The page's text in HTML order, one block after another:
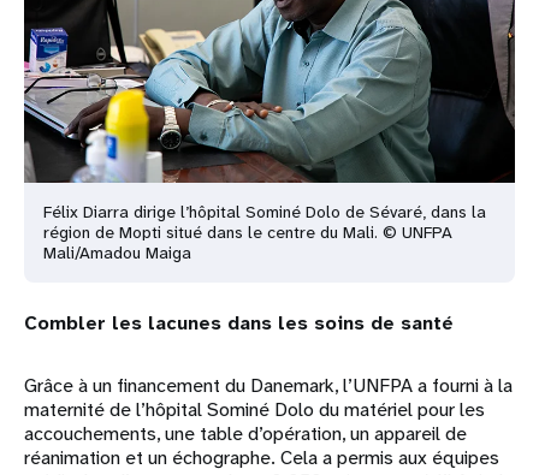
Félix Diarra dirige l’hôpital Sominé Dolo de Sévaré, dans la
région de Mopti situé dans le centre du Mali. © UNFPA
Mali/Amadou Maiga
Combler les lacunes dans les soins de santé
Grâce à un financement du Danemark, l’UNFPA a fourni à la
maternité de l’hôpital Sominé Dolo du matériel pour les
accouchements, une table d’opération, un appareil de
réanimation et un échographe. Cela a permis aux équipes